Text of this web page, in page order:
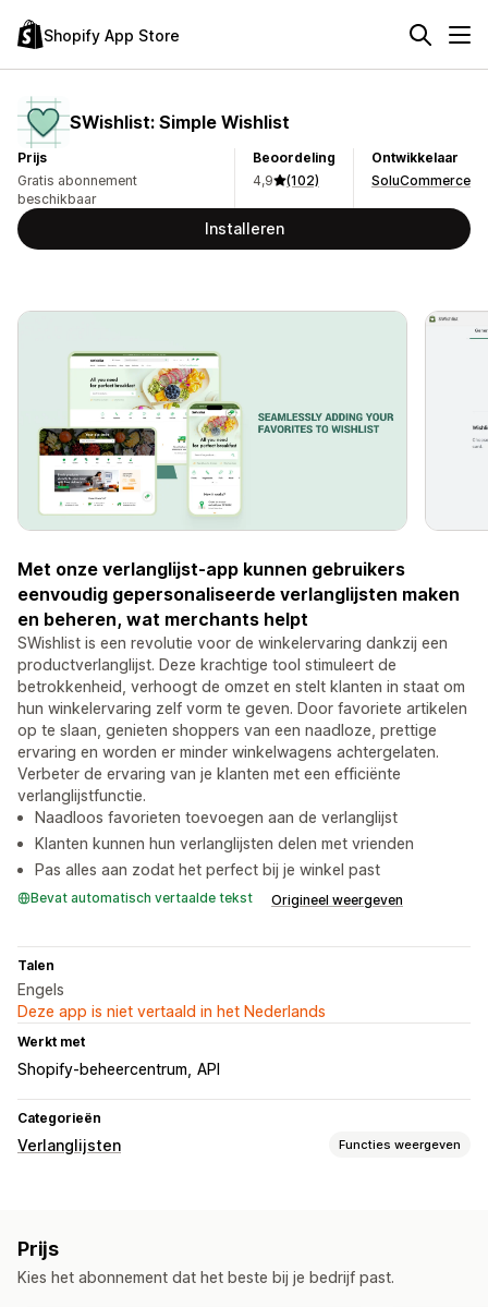
Shopify App Store
SWishlist: Simple Wishlist
Prijs
Gratis abonnement
beschikbaar
Beoordeling
4,9
(102)
Ontwikkelaar
SoluCommerce
Installeren
Met onze verlanglijst-app kunnen gebruikers
eenvoudig gepersonaliseerde verlanglijsten maken
en beheren, wat merchants helpt
SWishlist is een revolutie voor de winkelervaring dankzij een
productverlanglijst. Deze krachtige tool stimuleert de
betrokkenheid, verhoogt de omzet en stelt klanten in staat om
hun winkelervaring zelf vorm te geven. Door favoriete artikelen
op te slaan, genieten shoppers van een naadloze, prettige
ervaring en worden er minder winkelwagens achtergelaten.
Verbeter de ervaring van je klanten met een efficiënte
verlanglijstfunctie.
Naadloos favorieten toevoegen aan de verlanglijst
Klanten kunnen hun verlanglijsten delen met vrienden
Pas alles aan zodat het perfect bij je winkel past
Bevat automatisch vertaalde tekst Origineel weergeven
Talen
Engels
Deze app is niet vertaald in het Nederlands
Werkt met
Shopify-beheercentrum API
Categorieën
Verlanglijsten Functies weergeven
Opslaan voor later
Prijs
Kies het abonnement dat het beste bij je bedrijf past.